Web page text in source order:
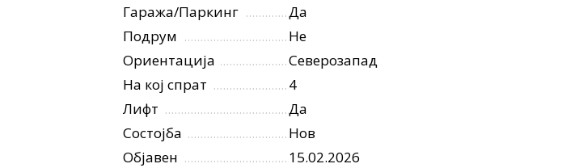
Гаража/Паркинг
Да
Подрум
Не
Ориентација
Северозапад
На кој спрат
4
Лифт
Да
Состојба
Нов
Објавен
15.02.2026